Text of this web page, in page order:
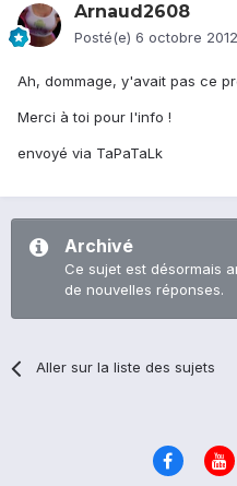
Arnaud2608
Posté(e) 6 octobre 2012
Ah, dommage, y'avait pas ce
Merci à toi pour l'info !
envoyé via TaPaTaLk
Archivé
Ce sujet est désormais
de nouvelles réponses.
Aller sur la liste des sujets